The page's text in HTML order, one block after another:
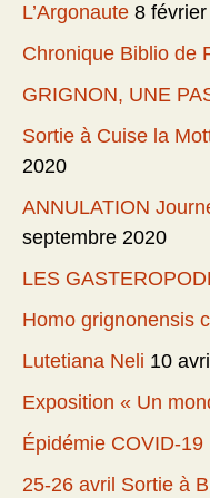
L’Argonaute 8
Chronique Biblio de
GRIGNON, UNE
Sortie à Cuise la
2020
ANNULATION
septembre 2020
LES
Homo grignonensis
Lutetiana Neli 10
Exposition « Un
Épidémie COVID-19
25-26 avril Sortie à